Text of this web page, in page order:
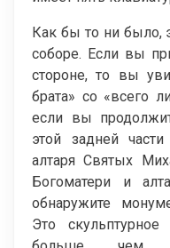
Как бы то ни было,
соборе. Если вы
стороне, то вы
брата» со «всего
если вы
этой задней
алтаря Святых
Богоматери и
обнаружите
Это